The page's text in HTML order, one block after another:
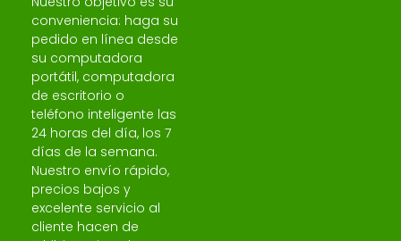
conveniencia: haga su
pedido en línea desde
su computadora
portátil, computadora
de escritorio o
teléfono inteligente las
24 horas del día, los 7
días de la semana.
Nuestro envío rápido,
precios bajos y
excelente servicio al
cliente hacen de